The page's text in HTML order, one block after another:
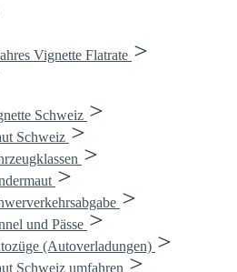
Vignette Flatrate
Schweiz
Schweiz
und Pässe
(Autoverladungen)
Schweiz umfahren